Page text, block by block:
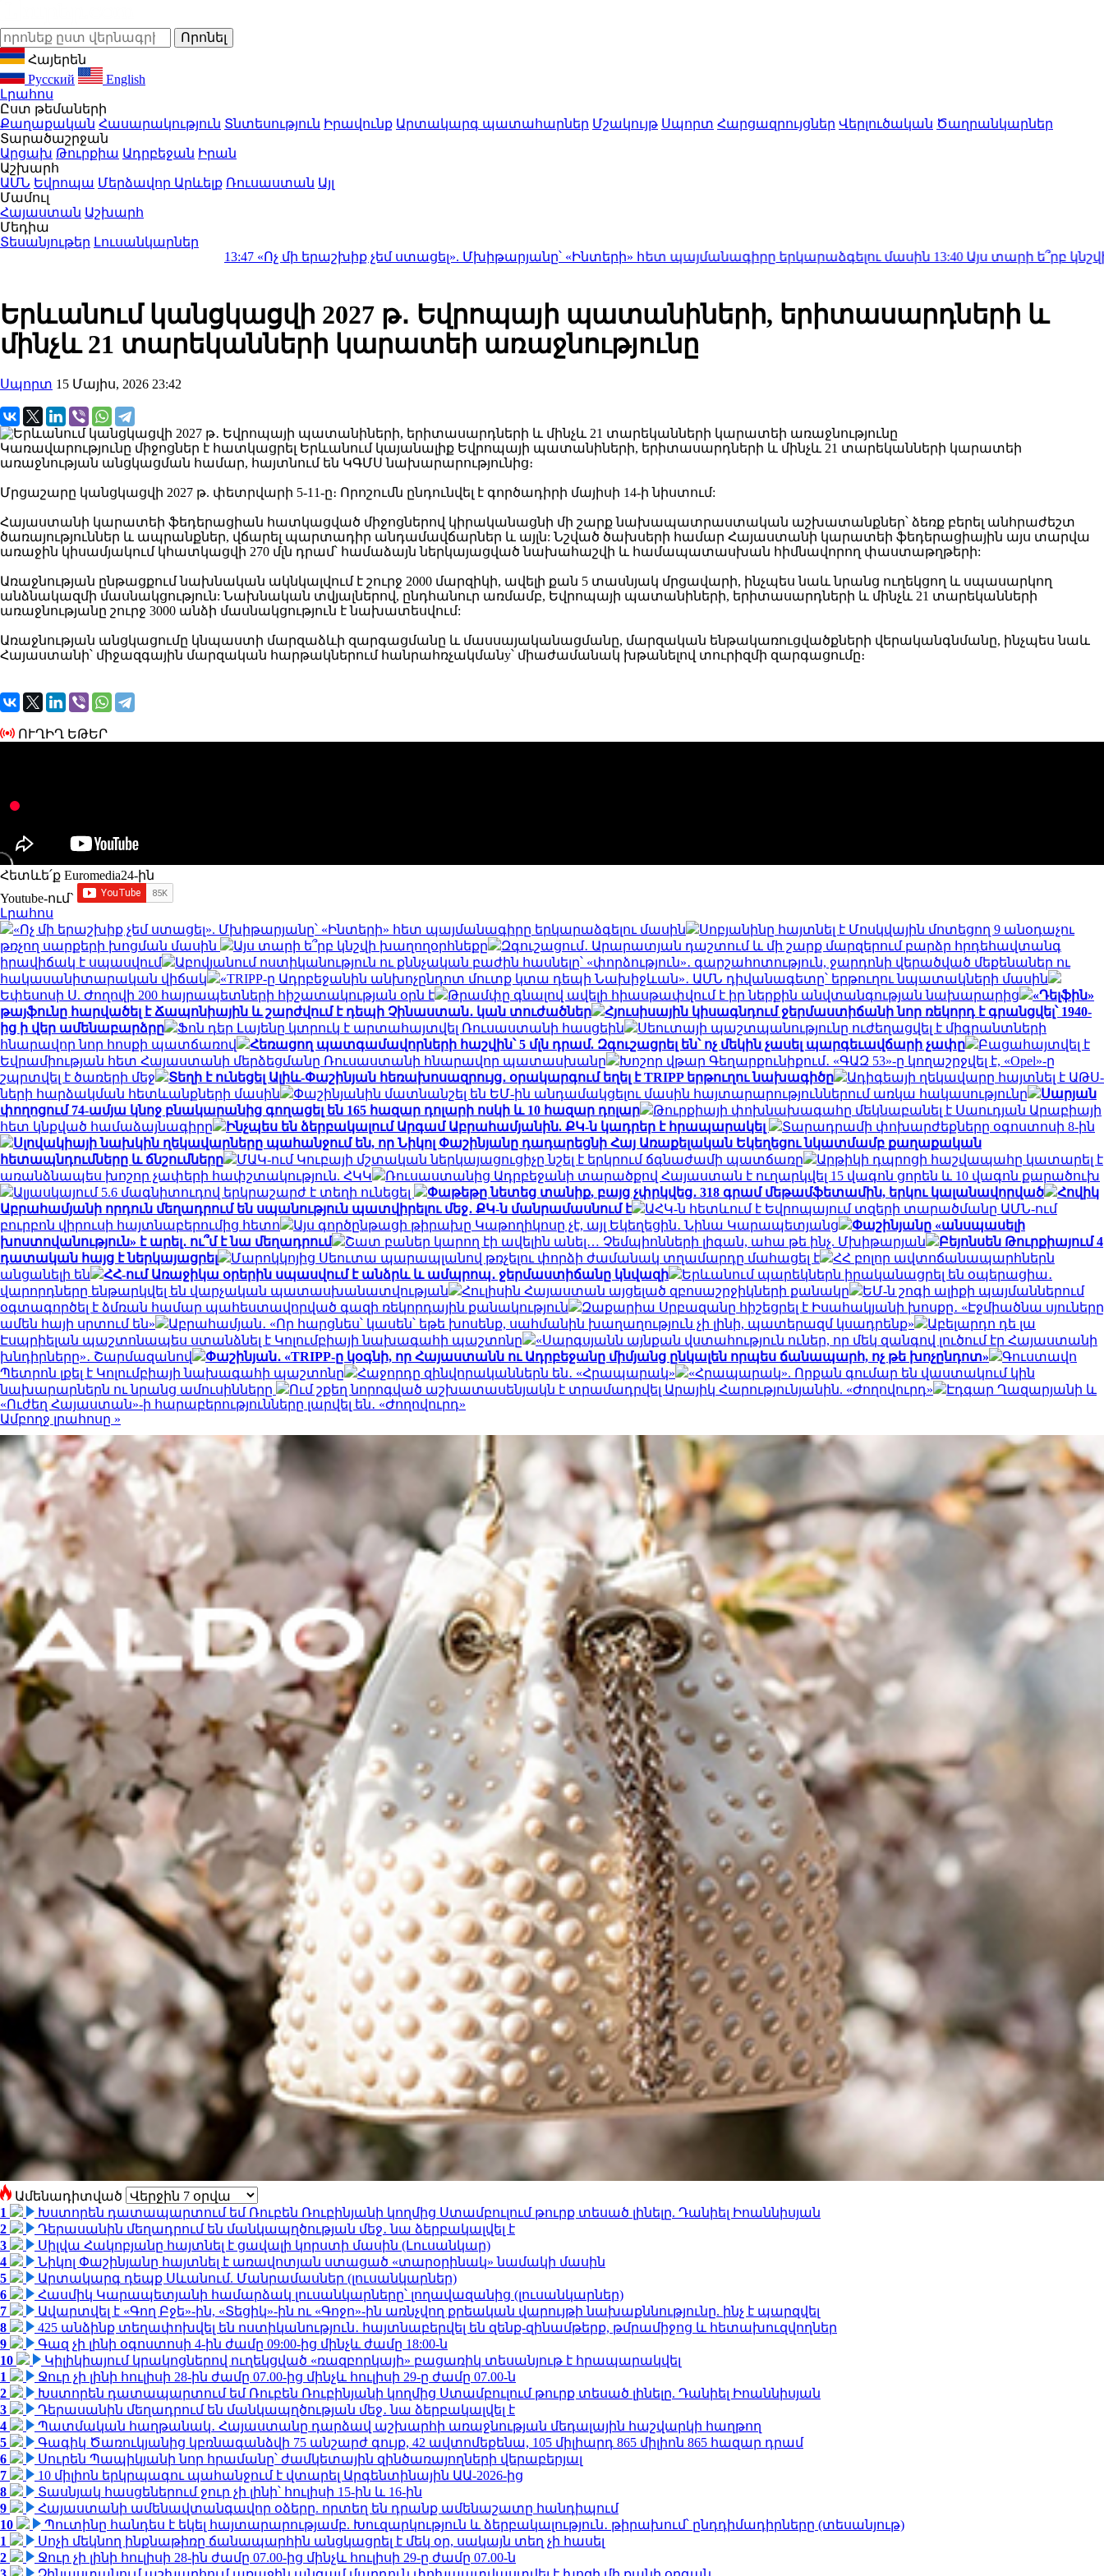
Հայերեն
Русский
English
Լրահոս
Ըստ թեմաների
Քաղաքական Հասարակություն Տնտեսություն Իրավունք Արտակարգ պատահարներ Մշակույթ Սպորտ Հարցազրույցներ Վերլուծական Ծաղրանկարներ
Տարածաշրջան
Արցախ Թուրքիա Ադրբեջան Իրան
Աշխարհ
ԱՄՆ Եվրոպա Մերձավոր Արևելք Ռուսաստան Այլ
Մամուլ
Հայաստան Աշխարհ
Մեդիա
Տեսանյութեր Լուսանկարներ
«Ոչ մի երաշխիք չեմ ստացել». Մխիթարյանը՝ «Ինտերի» հետ պայմանագիրը երկարաձգելու մասին13:40 Այս տարի ե՞րբ կնշվի
Երևանում կանցկացվի 2027 թ․ Եվրոպայի պատանիների, երիտասարդների և
մինչև 21 տարեկանների կարատեի առաջնությունը
Սպորտ 15 Մայիս, 2026 23:42
Կառավարությունը միջոցներ է հատկացրել Երևանում կայանալիք Եվրոպայի պատանիների, երիտասարդների և մինչև 21 տարեկանների կարատեի
առաջնության անցկացման համար, հայտնում են ԿԳՄՍ նախարարությունից։
Մրցաշարը կանցկացվի 2027 թ. փետրվարի 5-11-ը։ Որոշումն ընդունվել է գործադիրի մայիսի 14-ի նիստում:
Հայաստանի կարատեի ֆեդերացիան հատկացված միջոցներով կիրականացնի մի շարք նախապատրաստական աշխատանքներ՝ ձեռք բերել անհրաժեշտ
ծառայություններ և ապրանքներ, վճարել պարտադիր անդամավճարներ և այլն: Նշված ծախսերի համար Հայաստանի կարատեի ֆեդերացիային այս տարվա
առաջին կիսամյակում կհատկացվի 270 մլն դրամ՝ համաձայն ներկայացված նախահաշվի և համապատասխան հիմնավորող փաստաթղթերի:
Առաջնության ընթացքում նախնական ակնկալվում է շուրջ 2000 մարզիկի, ավելի քան 5 տասնյակ մրցավարի, ինչպես նաև նրանց ուղեկցող և սպասարկող
անձնակազմի մասնակցություն: Նախնական տվյալներով, ընդհանուր առմամբ, Եվրոպայի պատանիների, երիտասարդների և մինչև 21 տարեկանների
առաջնությանը շուրջ 3000 անձի մասնակցություն է նախատեսվում:
Առաջնության անցկացումը կնպաստի մարզաձևի զարգացմանը և մասսայականացմանը, մարզական ենթակառուցվածքների վերականգնմանը, ինչպես նաև
Հայաստանի՝ միջազգային մարզական հարթակներում հանրահռչակմանy՝ միաժամանակ խթանելով տուրիզմի զարգացումը։
ՈՒՂԻՂ ԵԹԵՐ
Հետևե՛ք Euromedia24-ին
Youtube-ում`
Լրահոս
«Ոչ մի երաշխիք չեմ ստացել». Մխիթարյանը՝ «Ինտերի» հետ պայմանագիրը երկարաձգելու մասին
Սոբյանինը հայտնել է Մոսկվային մոտեցող 9 անօդաչու
թռչող սարքերի խոցման մասին
Այս տարի ե՞րբ կնշվի խաղողօրհնեքը
Զգուշացում․ Արարատյան դաշտում և մի շարք մարզերում բարձր հրդեհավտանգ
իրավիճակ է սպասվում
Աբովյանում ոստիկանություն ու քննչական բաժին հասնելը՝ «փորձություն»․ գարշահոտություն, ջարդոնի վերածված մեքենաներ ու
հակասանիտարական վիճակ
«TRIPP-ը Ադրբեջանին անխոչընդոտ մուտք կտա դեպի Նախիջևան»․ ԱՄՆ դիվանագետը՝ երթուղու նպատակների մասին
Եփեսոսի Ս. Ժողովի 200 հայրապետների հիշատակության օրն է
Թրամփը գնալով ավելի հիասթափվում է իր ներքին անվտանգության նախարարից
«Դելֆին»
թայֆունը հարվածել է Ճապոնիային և շարժվում է դեպի Չինաստան․ կան տուժածներ
Հյուսիսային կիսագնդում ջերմաստիճանի նոր ռեկորդ է գրանցվել՝ 1940-
ից ի վեր ամենաբարձրը
Ֆոն դեր Լայենը կտրուկ է արտահայտվել Ռուսաստանի հասցեին
Սեուտայի ​​պաշտպանությունը ուժեղացվել է միգրանտների
հնարավոր նոր հոսքի պատճառով
Հեռացող պատգամավորների հաշվին՝ 5 մլն դրամ. Զգուշացրել են՝ ոչ մեկին չասել պարգեւավճարի չափը
Բացահայտվել է
Եվրամիության հետ Հայաստանի մերձեցմանը Ռուսաստանի հնարավոր պատասխանը
Խոշոր վթար Գեղարքունիքում․ «ԳԱԶ 53»-ը կողաշրջվել է, «Opel»-ը
շպրտվել է ծառերի մեջ
Տեղի է ունեցել Ալիև-Փաշինյան հեռախոսազրույց․ օրակարգում եղել է TRIPP երթուղու նախագիծը
Ադիգեայի ղեկավարը հայտնել է ԱԹՍ-
ների հարձակման հետևանքների մասին
Փաշինյանին մատնանշել են ԵՄ-ին անդամակցելու մասին հայտարարություններում առկա հակասությունը
Սարյան
փողոցում 74-ամյա կնոջ բնակարանից գողացել են 165 հազար դոլարի ոսկի և 10 հազար դոլար
Թուրքիայի փոխնախագահը մեկնաբանել է Սաուդյան Արաբիայի
հետ կնքված համաձայնագիրը
Ինչպես են ձերբակալում Արգամ Աբրահամյանին. ՔԿ-ն կադրեր է հրապարակել
Տարադրամի փոխարժեքները օգոստոսի 8-ին
Սլովակիայի նախկին ղեկավարները պահանջում են, որ Նիկոլ Փաշինյանը դադարեցնի Հայ Առաքելական Եկեղեցու նկատմամբ քաղաքական
հետապնդումները և ճնշումները
ՄԱԿ-ում Կուբայի մշտական ​​ներկայացուցիչը նշել է երկրում ճգնաժամի պատճառը
Արթիկի դպրոցի հաշվապահը կատարել է
առանձնապես խոշոր չափերի հափշտակություն. ՀԿԿ
Ռուսաստանից Ադրբեջանի տարածքով Հայաստան է ուղարկվել 15 վագոն ցորեն և 10 վագոն քարածուխ
Ալյասկայում 5.6 մագնիտուդով երկրաշարժ է տեղի ունեցել
Փաթեթը նետեց տանիք, բայց չփրկվեց․ 318 գրամ մեթամֆետամին, երկու կալանավորված
Հովիկ
Աբրահամյանի որդուն մեղադրում են սպանություն պատվիրելու մեջ․ ՔԿ-ն մանրամասնում է
ԱՀԿ-ն հետևում է Եվրոպայում տզերի տարածմանը ԱՄՆ-ում
բուրբոն վիրուսի հայտնաբերումից հետո
Այս գործընթացի թիրախը Կաթողիկոսը չէ, այլ Եկեղեցին․ Նինա Կարապետյանց
Փաշինյանը «անսպասելի
խոստովանություն» է արել․ ու՞մ է նա մեղադրում
Շատ բաներ կարող էի ավելին անել… Չեմպիոնների լիգան, ահա թե ինչ. Մխիթարյան
Բեյոնսեն Թուրքիայում 4
դատական հայց է ներկայացրել
Մարոկկոյից Սեուտա պարապլանով թռչելու փորձի ժամանակ տղամարդը մահացել է
ՀՀ բոլոր ավտոճանապարհներն
անցանելի են
ՀՀ-ում Առաջիկա օրերին սպասվում է անձրև և ամպրոպ․ ջերմաստիճանը կնվազի
Երևանում պարեկներն իրականացրել են օպերացիա․
վարորդները ենթարկվել են վարչական պատասխանատվության
Հուլիսին Հայաստան այցելած զբոսաշրջիկների քանակը
ԵՄ-ն շոգի ալիքի պայմաններում
օգտագործել է ձմռան համար պահեստավորված գազի ռեկորդային քանակություն
Զաքարիա Սրբազանը հիշեցրել է Իսահակյանի խոսքը․ «Էջմիածնա սյուները
ամեն հայի սրտում են»
Աբրահամյան․ «Որ հարցնես՝ կասեն՝ եթե խոսենք, սահմանին խաղաղություն չի լինի, պատերազմ կսադրենք»
Աբելարդո դե լա
Էսպրիելան պաշտոնապես ստանձնել է Կոլումբիայի նախագահի պաշտոնը
«Սարգսյանն այնքան վստահություն ուներ, որ մեկ զանգով լուծում էր Հայաստանի
խնդիրները»․ Շարմազանով
Փաշինյան․ «TRIPP-ը կօգնի, որ Հայաստանն ու Ադրբեջանը միմյանց ընկալեն որպես ճանապարհ, ոչ թե խոչընդոտ»
Գուստավո
Պետրոն լքել է Կոլումբիայի նախագահի պաշտոնը
Հաջորդը զինվորականներն են․ «Հրապարակ»
«Հրապարակ». Որքան գումար են վաստակում կին
նախարարներն ու նրանց ամուսինները
Ում շքեղ նորոգված աշխատասենյակն է տրամադրվել Արայիկ Հարությունյանին. «Ժողովուրդ»
Էդգար Ղազարյանի և
«Ուժեղ Հայաստան»-ի հարաբերությունները լարվել են․ «Ժողովուրդ»
Ամբողջ լրահոսը »
Ամենադիտված
1
Խստորեն դատապարտում եմ Ռուբեն Ռուբինյանի կողմից Ստամբուլում թուրք տեսած լինելը. Դանիել Իոաննիսյան
2
Դերասանին մեղադրում են մանկապղծության մեջ․ նա ձերբակալվել է
3
Սիլվա Հակոբյանը հայտնել է ցավալի կորստի մասին (Լուսանկար)
4
Նիկոլ Փաշինյանը հայտնել է առավոտյան ստացած «տարօրինակ» նամակի մասին
5
Արտակարգ դեպք Սևանում. Մանրամասներ (լուսանկարներ)
6
Հասմիկ Կարապետյանի համարձակ լուսանկարները՝ լողավազանից (լուսանկարներ)
7
Ավարտվել է «Գող Բջե»-ին, «Տեցիկ»-ին ու «Գոջո»-ին առնչվող քրեական վարույթի նախաքննությունը. ինչ է պարզվել
8
425 անձինք տեղափոխվել են ոստիկանություն․ հայտնաբերվել են զենք-զինամթերք, թմրամիջոց և հետախուզվողներ
9
Գազ չի լինի օգոստոսի 4-ին ժամը 09:00-ից մինչև ժամը 18:00-ն
10
Կիլիկիայում կրակոցներով ուղեկցված «ռազբորկայի» բացառիկ տեսանյութ է հրապարակվել
1
Ջուր չի լինի հուլիսի 28-ին ժամը 07.00-ից մինչև հուլիսի 29-ը ժամը 07.00-ն
2
Խստորեն դատապարտում եմ Ռուբեն Ռուբինյանի կողմից Ստամբուլում թուրք տեսած լինելը. Դանիել Իոաննիսյան
3
Դերասանին մեղադրում են մանկապղծության մեջ․ նա ձերբակալվել է
4
Պատմական հաղթանակ․ Հայաստանը դարձավ աշխարհի առաջնության մեդալային հաշվարկի հաղթող
5
Գագիկ Ծառուկյանից կբռնագանձվի 75 անշարժ գույք, 42 ավտոմեքենա, 105 միլիարդ 865 միլիոն 865 հազար դրամ
6
Սուրեն Պապիկյանի նոր հրամանը՝ ժամկետային զինծառայողների վերաբերյալ
7
10 միլիոն երկրպագու պահանջում է վտարել Արգենտինային ԱԱ-2026-ից
8
Տասնյակ հասցեներում ջուր չի լինի՝ հուլիսի 15-ին և 16-ին
9
Հայաստանի ամենավտանգավոր օձերը. որտեղ են դրանք ամենաշատը հանդիպում
10
Պուտինը հանդես է եկել հայտարարությամբ. Խուզարկություն և ձերբակալություն․ թիրախում՝ ընդդիմադիրները (տեսանյութ)
1
Սոչի մեկնող ինքնաթիռը ճանապարհին անցկացրել է մեկ օր, սակայն տեղ չի հասել
2
Ջուր չի լինի հուլիսի 28-ին ժամը 07.00-ից մինչև հուլիսի 29-ը ժամը 07.00-ն